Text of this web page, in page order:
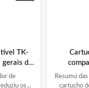
TK-
de
de
os
Resumo
cartucho